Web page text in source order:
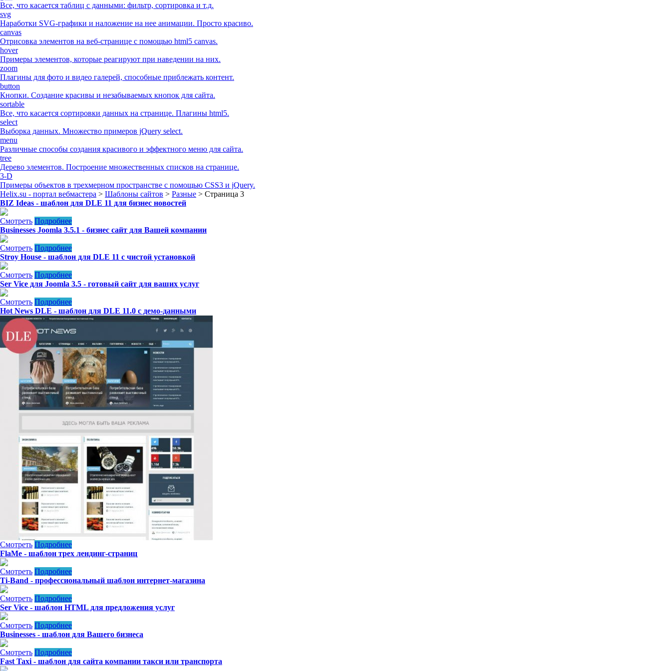
Все, что касается таблиц с данными: фильтр, сортировка и т.д.
svg
Наработки SVG-графики и наложение на нее анимации. Просто красиво.
canvas
Отрисовка элементов на веб-странице с помощью html5 canvas.
hover
Примеры элементов, которые реагируют при наведении на них.
zoom
Плагины для фото и видео галерей, способные приблежать контент.
button
Кнопки. Создание красивы и незабываемых кнопок для сайта.
sortable
Все, что касается сортировки данных на странице. Плагины html5.
select
Выборка данных. Множество примеров jQuery select.
menu
Различные способы создания красивого и эффектного меню для сайта.
tree
Дерево элементов. Построение множественных списков на странице.
3-D
Примеры объектов в трехмерном пространстве с помощью CSS3 и jQuery.
Helix.su - портал вебмастера > Шаблоны сайтов > Разные > Страница 3
BIZ Ideas - шаблон для DLE 11 для бизнес новостей
Смотреть Подробнее
Businesses Joomla 3.5.1 - бизнес сайт для Вашей компании
Смотреть Подробнее
Stroy House - шаблон для DLE 11 с чистой установкой
Смотреть Подробнее
Ser Vice для Joomla 3.5 - готовый сайт для ваших услуг
Смотреть Подробнее
Hot News DLE - шаблон для DLE 11.0 с демо-данными
Смотреть Подробнее
FlaMe - шаблон трех лендинг-страниц
Смотреть Подробнее
Ti-Band - профессиональный шаблон интернет-магазина
Смотреть Подробнее
Ser Vice - шаблон HTML для предложения услуг
Смотреть Подробнее
Businesses - шаблон для Вашего бизнеса
Смотреть Подробнее
Fast Taxi - шаблон для сайта компании такси или транспорта